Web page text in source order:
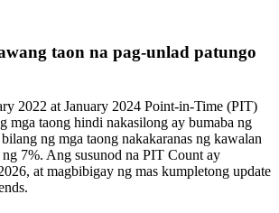
taon na pag-unlad patungo
2022 at January 2024 Point-in-Time (PIT)
mga taong hindi nakasilong ay bumaba ng
ng mga taong nakakaranas ng kawalan
ng 7%. Ang susunod na PIT Count ay
at magbibigay ng mas kumpletong update